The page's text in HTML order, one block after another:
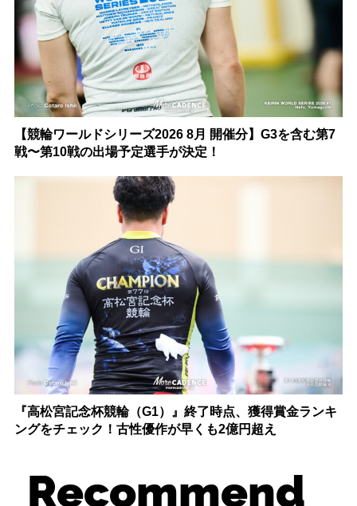
【競輪ワールドシリーズ2026 8月 開催分】G3を含む第7
戦〜第10戦の出場予定選手が決定！
『高松宮記念杯競輪（G1）』終了時点、獲得賞金ランキ
ングをチェック！古性優作が早くも2億円超え
Recommend